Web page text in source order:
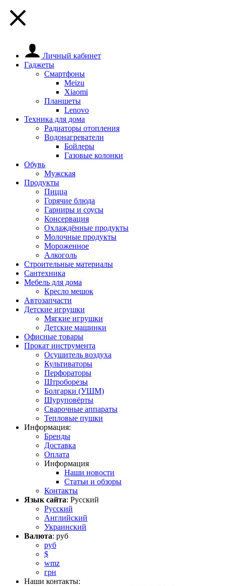
Личный кабинет
Гаджеты
Смартфоны
Meizu
Xiaomi
Планшеты
Lenovo
Техника для дома
Радиаторы отопления
Водонагреватели
Бойлеры
Газовые колонки
Обувь
Мужская
Продукты
Пицца
Горячие блюда
Гарниры и соусы
Консервация
Охлаждённые продукты
Молочные продукты
Мороженное
Алкоголь
Строительные материалы
Сантехника
Мебель для дома
Кресло мешок
Автозапчасти
Детские игрушки
Мягкие игрушки
Детские машинки
Офисные товары
Прокат инструмента
Осушитель воздуха
Культиваторы
Перфораторы
Штроборезы
Болгарки (УШМ)
Шуруповёрты
Сварочные аппараты
Тепловые пушки
Информация:
Бренды
Доставка
Оплата
Информация
Наши новости
Статьи и обзоры
Контакты
Язык сайта: Русский
Русский
Английский
Украинский
Валюта: руб
руб
$
wmz
грн
Наши контакты: